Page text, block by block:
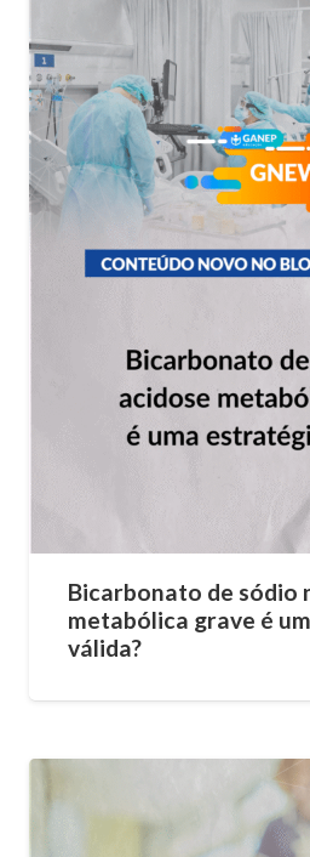
Bicarbonato de sódio
metabólica grave é
válida?